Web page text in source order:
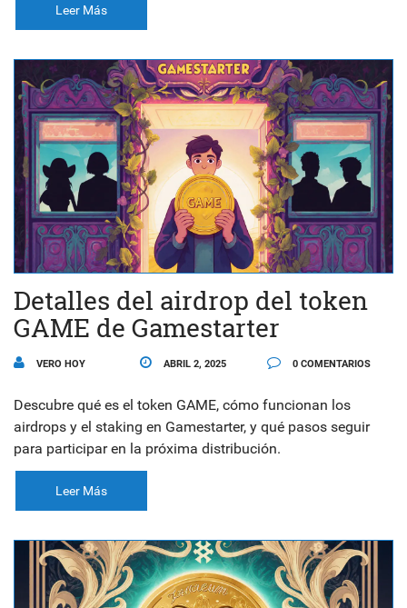
Leer Más
Detalles del airdrop del token
GAME de Gamestarter
VERO HOY ABRIL 2, 2025 0 COMENTARIOS
Descubre qué es el token GAME, cómo funcionan los
airdrops y el staking en Gamestarter, y qué pasos seguir
para participar en la próxima distribución.
Leer Más